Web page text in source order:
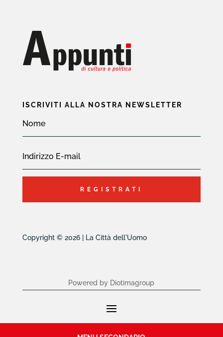
ISCRIVITI ALLA NOSTRA NEWSLETTER
REGISTRATI
Copyright © 2026 | La Città dell'Uomo
Powered by Diotimagroup